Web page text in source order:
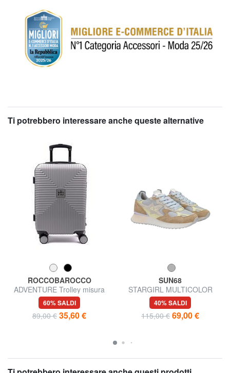
Ti potrebbero interessare anche queste alternative
ROCCOBAROCCO
ADVENTURE Trolley misura
media
60% SALDI
89,00 € 35,60 €
SUN68
STARGIRL MULTICOLOR
Sneakers
40% SALDI
115,00 € 69,00 €